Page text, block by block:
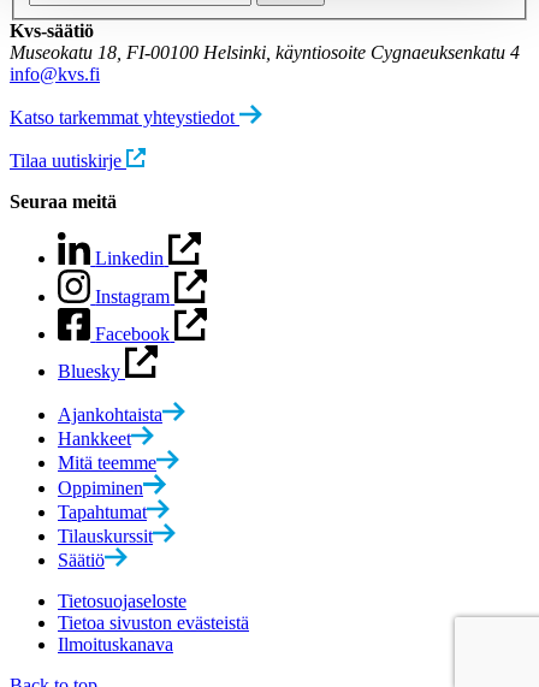
Kvs-säätiö
Museokatu 18, FI-00100 Helsinki, käyntiosoite Cygnaeuksenkatu 4
info@kvs.fi
Katso tarkemmat yhteystiedot
Tilaa uutiskirje
Seuraa meitä
Linkedin
Instagram
Facebook
Bluesky
Ajankohtaista
Hankkeet
Mitä teemme
Oppiminen
Tapahtumat
Tilauskurssit
Säätiö
Tietosuojaseloste
Tietoa sivuston evästeistä
Ilmoituskanava